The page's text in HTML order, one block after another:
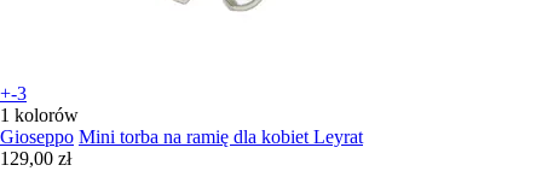
+-3
1 kolorów
Gioseppo Mini torba na ramię dla kobiet Leyrat
129,00 zł